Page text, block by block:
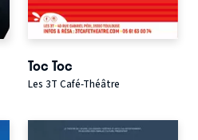
Toc Toc
Les 3T Café-Théâtre